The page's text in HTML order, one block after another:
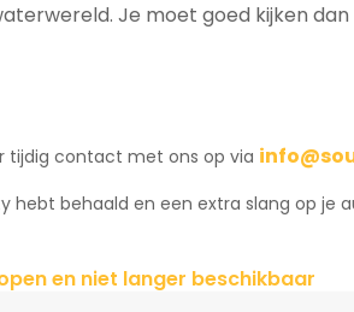
Je moet goed kijken
tijdig contact met ons op via
hebt behaald en een extra slang op je
en niet langer beschikbaar